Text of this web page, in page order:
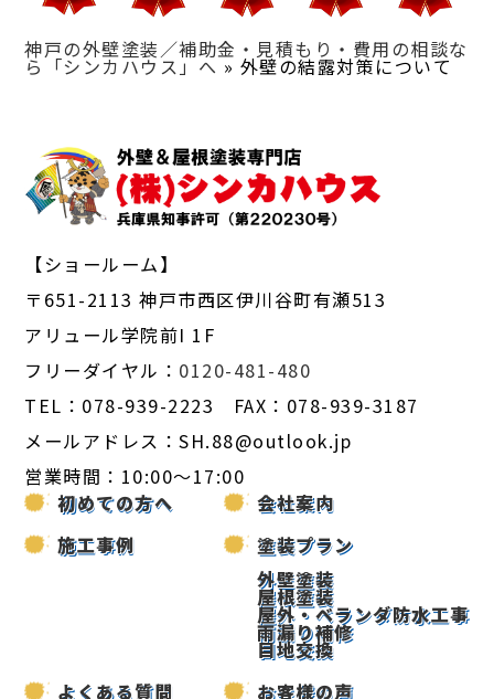
神戸の外壁塗装／補助金・見積もり・費用の相談な
ら「シンカハウス」へ » 外壁の結露対策について
【ショールーム】
〒651-2113 神戸市西区伊川谷町有瀬513
アリュール学院前I 1F
フリーダイヤル： 0120-481-480
TEL：078-939-2223 FAX：078-939-3187
メールアドレス：SH.88@outlook.jp
営業時間：10:00～17:00
初めての方へ
会社案内
施工事例
塗装プラン
外壁塗装
屋根塗装
屋外・ベランダ防水工事
雨漏り補修
目地交換
よくある質問
お客様の声